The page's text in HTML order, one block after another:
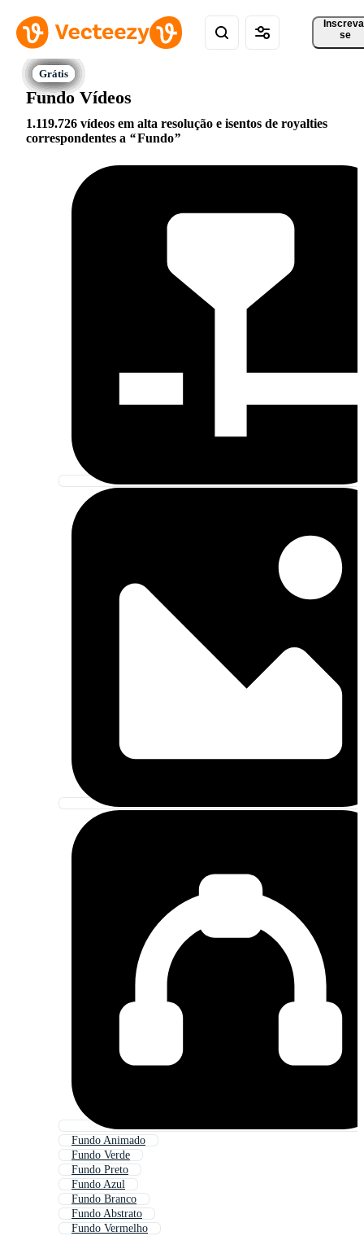
se
Fundo Vídeos
1.119.726 vídeos em alta resolução e isentos de royalties
correspondentes a
Fundo
Fundo Animado
Fundo Verde
Fundo Preto
Fundo Azul
Fundo Branco
Fundo Abstrato
Fundo Vermelho